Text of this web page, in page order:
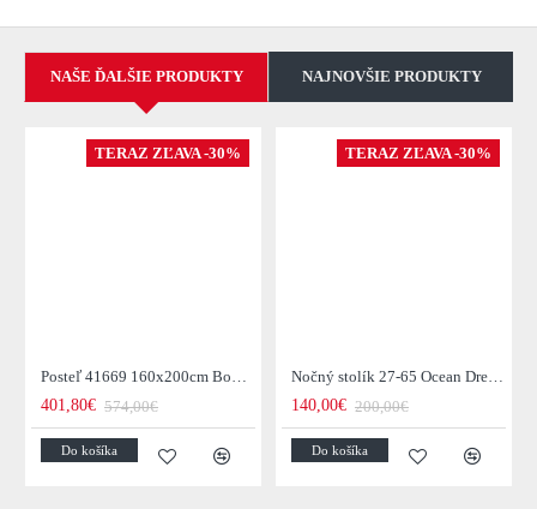
NAŠE ĎALŠIE PRODUKTY NAJNOVŠIE PRODUKTY
TERAZ ZĽAVA -30%
Posteľ 41669 160x200cm Boutique Zamat Tmavošedá
401,80€ 574,00€
Do košíka
TERAZ ZĽAVA -30%
Nočný stolík 27-65 Ocean Drevo Mango
140,00€ 200,00€
Do košíka